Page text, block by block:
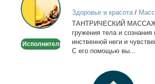
массаж
Исполнитель
Здоровье и красота/
ТАНТРИЧЕСКИЙ МАССАЖ,
гру­же­ния те­ла и
ин­ствен­ной неги и
С его по­мо­щью вы...